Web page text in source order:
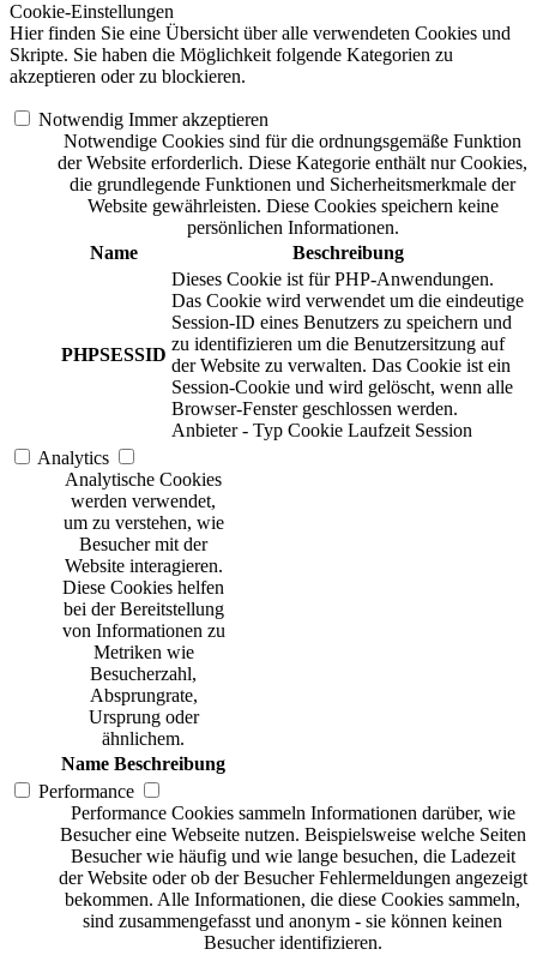
Cookie-Einstellungen
Hier finden Sie eine Übersicht über alle verwendeten Cookies und
Skripte. Sie haben die Möglichkeit folgende Kategorien zu
akzeptieren oder zu blockieren.
Notwendig Immer akzeptieren
Notwendige Cookies sind für die ordnungsgemäße Funktion
der Website erforderlich. Diese Kategorie enthält nur Cookies,
die grundlegende Funktionen und Sicherheitsmerkmale der
Website gewährleisten. Diese Cookies speichern keine
persönlichen Informationen.
Name
Beschreibung
PHPSESSID
Dieses Cookie ist für PHP-Anwendungen.
Das Cookie wird verwendet um die eindeutige
Session-ID eines Benutzers zu speichern und
zu identifizieren um die Benutzersitzung auf
der Website zu verwalten. Das Cookie ist ein
Session-Cookie und wird gelöscht, wenn alle
Browser-Fenster geschlossen werden.
Anbieter - Typ Cookie Laufzeit Session
Analytics
Analytische Cookies
werden verwendet,
um zu verstehen, wie
Besucher mit der
Website interagieren.
Diese Cookies helfen
bei der Bereitstellung
von Informationen zu
Metriken wie
Besucherzahl,
Absprungrate,
Ursprung oder
ähnlichem.
Name Beschreibung
Performance
Performance Cookies sammeln Informationen darüber, wie
Besucher eine Webseite nutzen. Beispielsweise welche Seiten
Besucher wie häufig und wie lange besuchen, die Ladezeit
der Website oder ob der Besucher Fehlermeldungen angezeigt
bekommen. Alle Informationen, die diese Cookies sammeln,
sind zusammengefasst und anonym - sie können keinen
Besucher identifizieren.